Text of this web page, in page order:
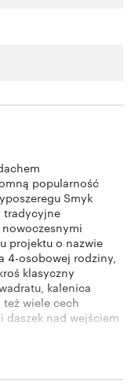
popularność
Smyk
tradycyjne
nowoczesnymi
projektu o nazwie
4-osobowej rodziny,
klasyczny
kalenica
wiele cech
nad wejściem
naddatek.
szarym